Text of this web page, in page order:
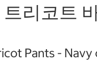
리코트
Pants - Navy